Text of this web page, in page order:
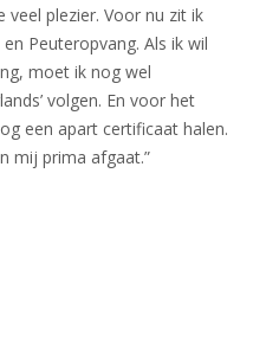
plezier. Voor nu zit ik
Peuteropvang. Als ik wil
moet ik nog wel
volgen. En voor het
een apart certificaat halen.
mij prima afgaat.”